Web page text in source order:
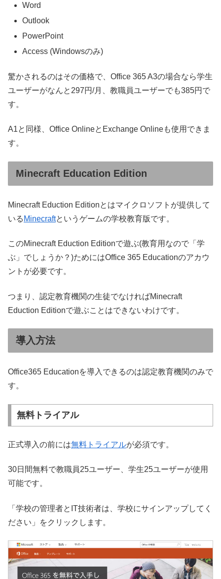
Word
Outlook
PowerPoint
Access (Windowsのみ)
驚かされるのはその価格で、Office 365 A3の場合なら学生
ユーザーがなんと297円/月、教職員ユーザーでも385円で
す。
A1と同様、Office OnlineとExchange Onlineも使用できま
す。
Minecraft Education Edition
Minecraft Eduction Editionとはマイクロソフトが提供して
いる Minecraftというゲームの学校教育版です。
このMinecraft Eduction Editionで遊ぶ(教育用なので「学
ぶ」でしょうか？)ためにはOffice 365 Educationのアカウ
ントが必要です。
つまり、認定教育機関の生徒でなければMinecraft
Eduction Editionで遊ぶことはできないわけです。
導入方法
Office365 Educationを導入できるのは認定教育機関のみで
す。
無料トライアル
正式導入の前には無料トライアルが必須です。
30日間無料で教職員25ユーザー、学生25ユーザーが使用
可能です。
「学校の管理者とIT技術者は、学校にサインアップしてく
ださい」をクリックします。